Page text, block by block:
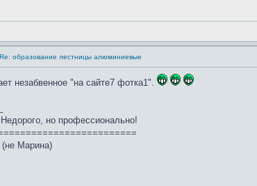
Re: образование лестницы алюминиевые
незабвенное "на сайте7 фотка1".
но профессионально!
(не Марина)